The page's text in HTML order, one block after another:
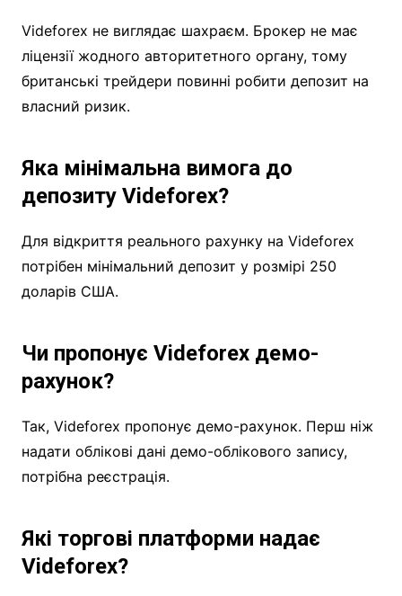
Videforex не виглядає шахраєм. Брокер не має
ліцензії жодного авторитетного органу, тому
британські трейдери повинні робити депозит на
власний ризик.
Яка мінімальна вимога до
депозиту Videforex?
Для відкриття реального рахунку на Videforex
потрібен мінімальний депозит у розмірі 250
доларів США.
Чи пропонує Videforex демо-
рахунок?
Так, Videforex пропонує демо-рахунок. Перш ніж
надати облікові дані демо-облікового запису,
потрібна реєстрація.
Які торгові платформи надає
Videforex?